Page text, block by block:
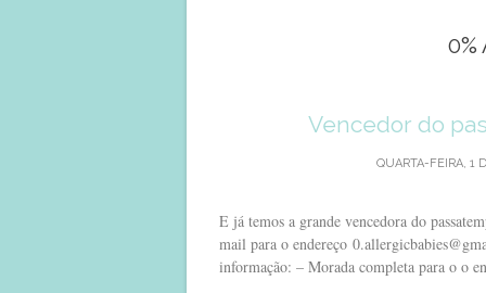
Vencedor do
QUARTA-FEIRA, 1
E já temos a grande vencedora do
mail para o endereço
informação: – Morada completa para o o